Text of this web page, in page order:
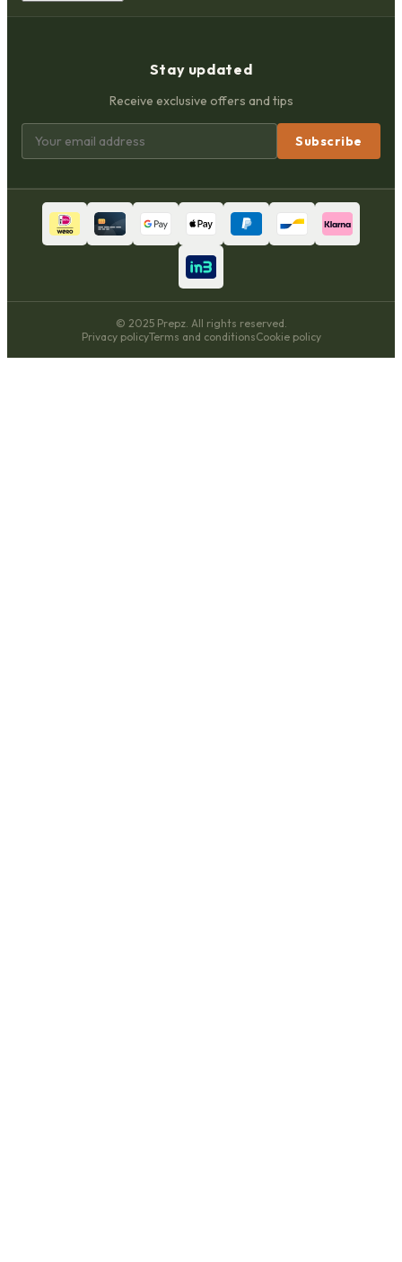
Stay updated
Receive exclusive offers and tips
Subscribe
© 2025 Prepz. All rights reserved.
Privacy policyTerms and conditionsCookie policy